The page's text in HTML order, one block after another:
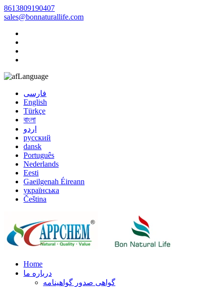
8613809190407
sales@bonnaturallife.com
Language
فارسی
English
Türkçe
বাংলা
اردو
русский
dansk
Português
Nederlands
Eesti
Gaeilgenah Éireann
українська
Čeština
Home
درباره ما
گواهی صدور گواهینامه